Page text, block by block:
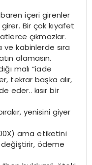
içeri girenler
Bir çok kıyafet
çıkmazlar.
kabinlerde sıra
alamasın.
malı “iade
tekrar başka alır,
eder.. kısır bir
yenisini giyer
ama etiketini
ödeme